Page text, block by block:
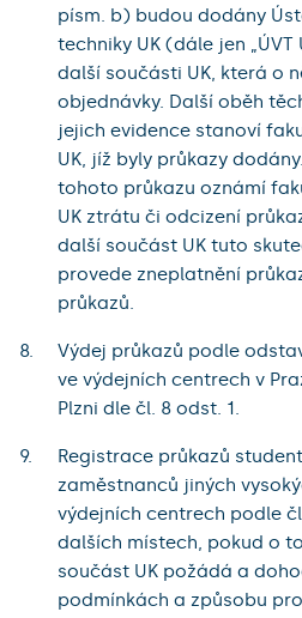
písm. b) budou dodány
techniky UK (dále jen
další součásti UK, která o
objednávky. Další oběh
jejich evidence stanoví
UK, jíž byly průkazy
tohoto průkazu oznámí
UK ztrátu či odcizení
další součást UK tuto
provede zneplatnění
průkazů.
Výdej průkazů podle
ve výdejních centrech v
Plzni dle čl. 8 odst. 1.
Registrace průkazů
zaměstnanců jiných
výdejních centrech podle
dalších místech, pokud o
součást UK požádá a
podmínkách a způsobu